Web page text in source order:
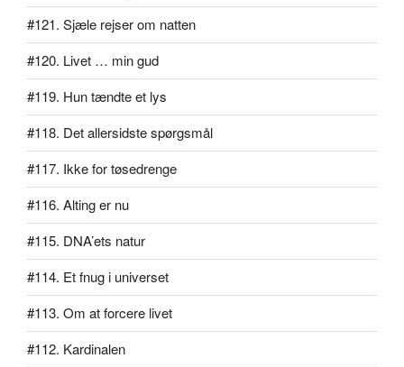
#121. Sjæle rejser om natten
#120. Livet … min gud
#119. Hun tændte et lys
#118. Det allersidste spørgsmål
#117. Ikke for tøsedrenge
#116. Alting er nu
#115. DNA’ets natur
#114. Et fnug i universet
#113. Om at forcere livet
#112. Kardinalen